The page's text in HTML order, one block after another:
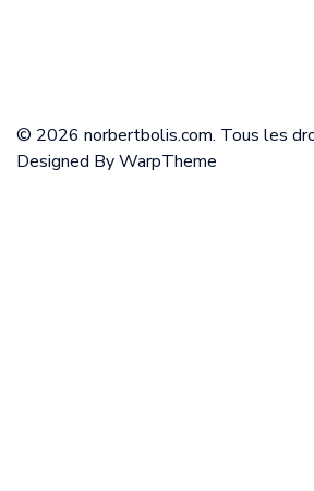
© 2026 norbertbolis.com. Tous les
Designed ByWarpTheme